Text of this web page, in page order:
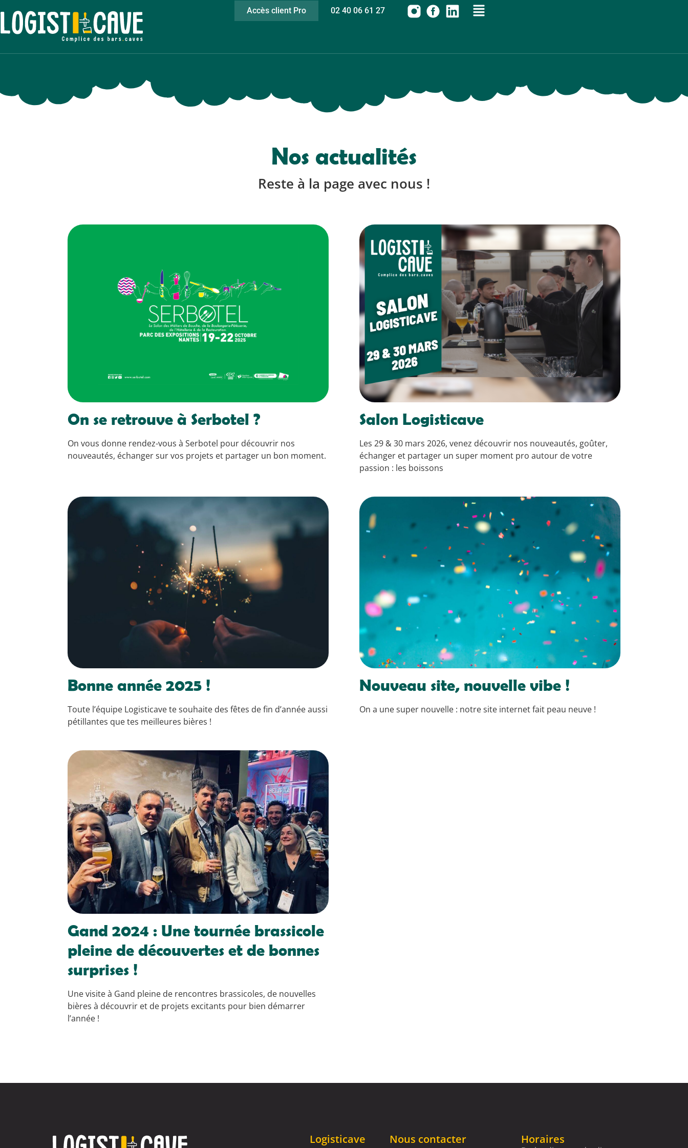
Accès client Pro 02 40 06 61 27
On se retrouve à Serbotel ?
On vous donne rendez-vous à Serbotel pour découvrir nos
nouveautés, échanger sur vos projets et partager un bon moment.
Salon Logisticave
Les 29 & 30 mars 2026, venez découvrir nos nouveautés, goûter,
échanger et partager un super moment pro autour de votre
passion : les boissons
Bonne année 2025 !
Toute l’équipe Logisticave te souhaite des fêtes de fin d’année aussi
pétillantes que tes meilleures bières !
Nouveau site, nouvelle vibe !
On a une super nouvelle : notre site internet fait peau neuve !
Gand 2024 : Une tournée brassicole
pleine de découvertes et de bonnes
surprises !
Une visite à Gand pleine de rencontres brassicoles, de nouvelles
bières à découvrir et de projets excitants pour bien démarrer
l’année !
Logisticave Nous contacter Horaires